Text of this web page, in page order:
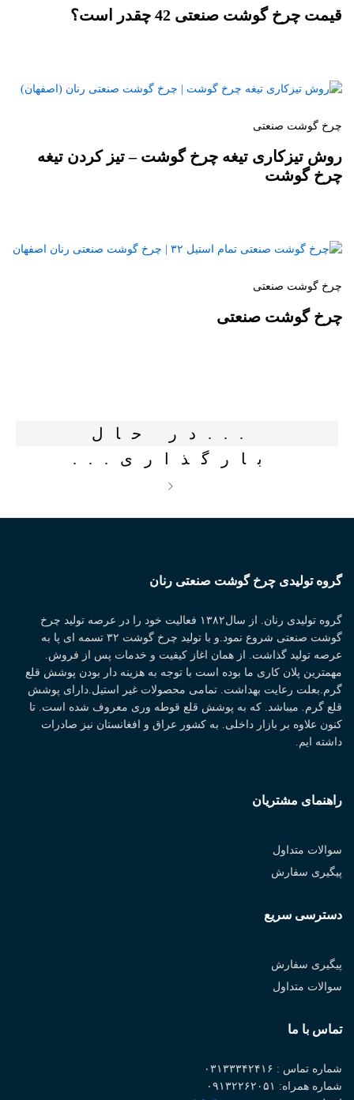
قیمت چرخ گوشت صنعتی 42 چقدر است؟
چرخ گوشت صنعتی
روش تیزکاری تیغه چرخ گوشت – تیز کردن تیغه
چرخ گوشت
چرخ گوشت صنعتی
چرخ گوشت صنعتی
.
.
. در حال
بارگذاری .
.
.
گروه تولیدی چرخ گوشت صنعتی رنان
گروه تولیدی رنان. از سال۱۳۸۲ فعالیت خود را در عرصه تولید چرخ
گوشت صنعتی شروع نمود.و با تولید چرخ گوشت ۳۲ تسمه ای پا به
عرصه تولید گذاشت. از همان اغاز کیفیت و خدمات پس از فروش.
مهمترین پلان کاری ما بوده است با توجه به هزینه دار بودن پوشش قلع
گرم.بعلت رعایت بهداشت. تمامی محصولات غیر استیل.دارای پوشش
قلع گرم. میباشد. که به پوشش قلع قوطه وری معروف شده است. تا
کنون علاوه بر بازار داخلی. به کشور عراق و افغانستان نیز صادرات
داشته ایم.
راهنمای مشتریان
سوالات متداول
پیگیری سفارش
دسترسی سریع
پیگیری سفارش
سوالات متداول
تماس با ما
شماره تماس : ۰۳۱۳۳۳۴۲۴۱۶
شماره همراه: ۰۹۱۳۲۲۶۲۰۵۱